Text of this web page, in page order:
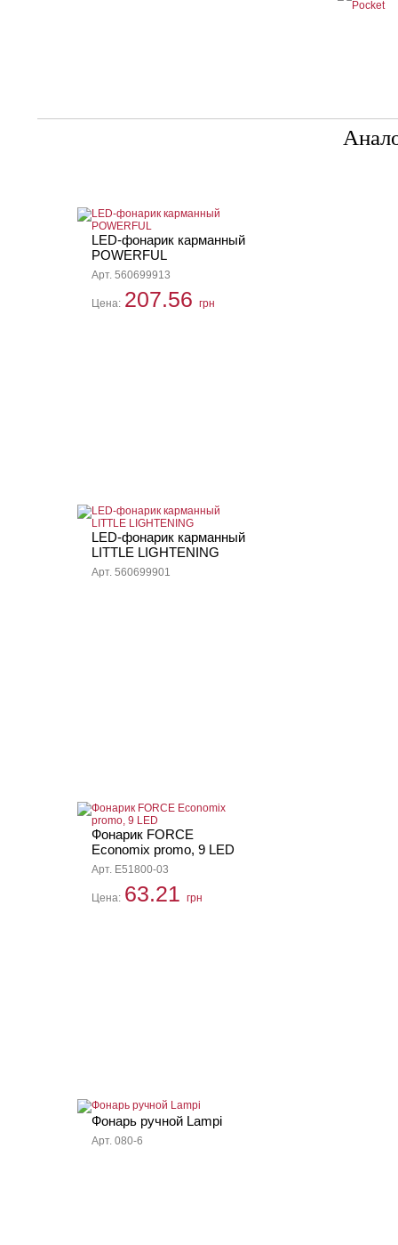
LED-фонарик карманный
POWERFUL
Арт. 560699913
Цена: 207.56 грн
LED-фонарик карманный
LITTLE LIGHTENING
Арт. 560699901
Фонарик FORCE
Economix promo, 9 LED
Арт. E51800-03
Цена: 63.21 грн
Фонарь ручной Lampi
Арт. 080-6